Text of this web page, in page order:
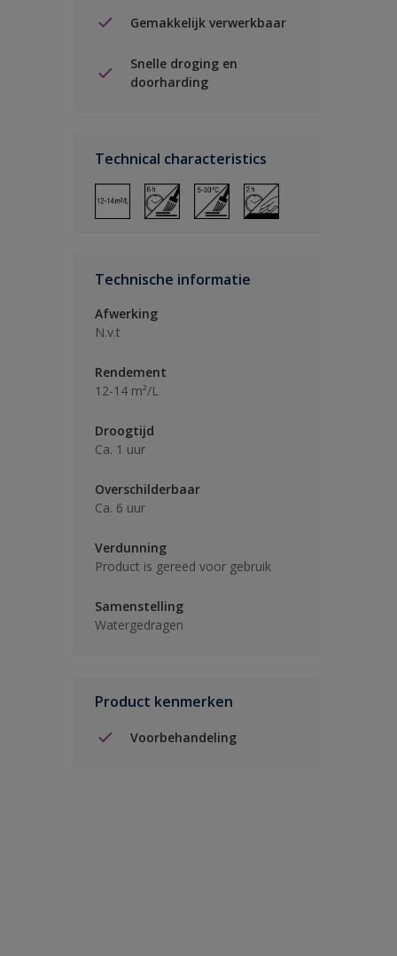
Gemakkelijk verwerkbaar
Snelle droging en
doorharding
Technical characteristics
Technische informatie
Afwerking
N.v.t
Rendement
12-14 m²/L
Droogtijd
Ca. 1 uur
Overschilderbaar
Ca. 6 uur
Verdunning
Product is gereed voor gebruik
Samenstelling
Watergedragen
Product kenmerken
Voorbehandeling